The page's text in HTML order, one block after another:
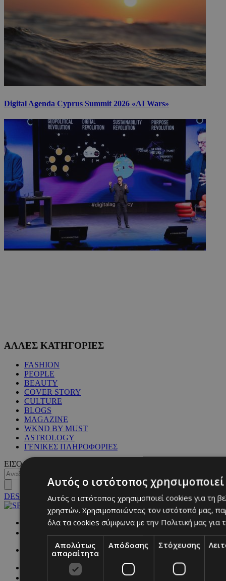
Digital Agenda Cyprus Summit 2026 «AI Wars»
ΑΛΛΕΣ ΚΑΤΗΓΟΡΙΕΣ
FASHION
PEOPLE
BEAUTY
COVER STORY
CULTURE
BLOGS
MAGAZINE
WKND BY MUST
ASTROLOGY
ΓΕΝΙΚΕΣ ΠΛΗΡΟΦΟΡΙΕΣ
ΕΙΣΟΔΟΣ
DESKTOP
NETWORK:
Αυτός ο ιστότοπος
Αυτός ο ιστότοπος χρησιμοποιεί cookies για τη
χρηστών. Χρησιμοποιώντας τον ιστότοπό μας,
όλα τα cookies σύμφωνα με την Πολιτική μας για
Απολύτως
απαραίτητα
Απόδοσης Στόχευσης